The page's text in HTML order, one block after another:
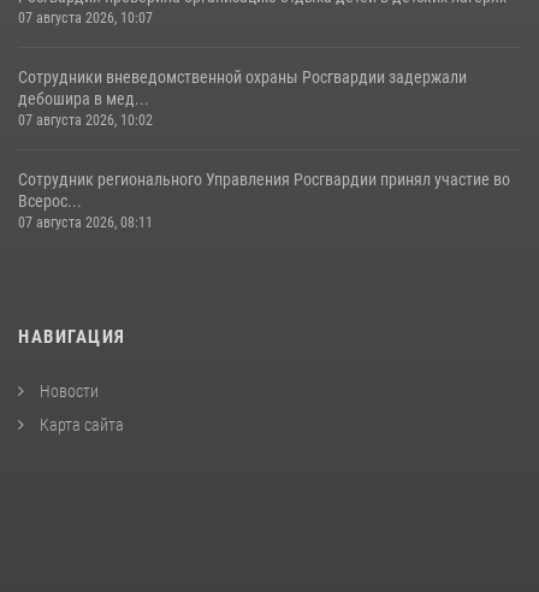
07 августа 2026, 10:07
Сотрудники вневедомственной охраны Росгвардии задержали
дебошира в мед...
07 августа 2026, 10:02
Сотрудник регионального Управления Росгвардии принял участие во
Всерос...
07 августа 2026, 08:11
НАВИГАЦИЯ
Новости
Карта сайта